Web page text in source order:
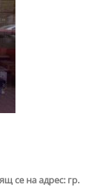
се на адрес: гр.